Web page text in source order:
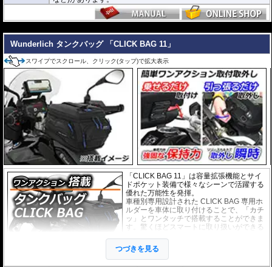
Wunderlich タンクバッグ 「CLICK BAG 11」
スワイプでスクロール、クリック(タップ)で拡大表示
「CLICK BAG 11」は容量拡張機能とサイ
ドポケット装備で様々なシーンで活躍する
優れた万能性を発揮。
車種別専用設計された CLICK BAG 専用ホ
ルダーを車体に取り付けることで、「カチ
ッ」とワンタッチで搭載することができま
す。驚くほどスマートに取り扱いができる
現。
撥水加工が施された耐久性が非常に高い生
地を採用。
つづきを見る